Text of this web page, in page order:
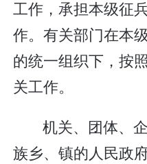
工作，承担本级征
作。有关部门在本
的统一组织下，按
关工作。
机关、团体、
族乡、镇的人民政